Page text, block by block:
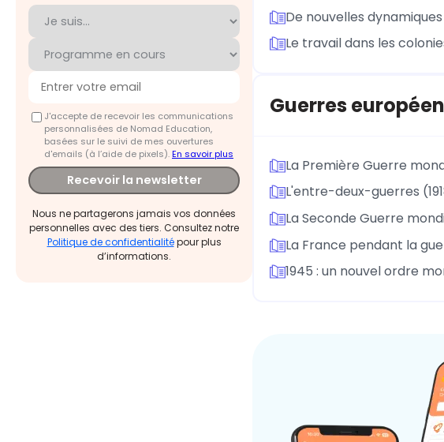
J'accepte de recevoir les communications
personnalisées de Nomad Education,
basées sur le suivi de mes ouvertures
d'emails (à l’aide de pixels).En savoir plus
Recevoir la newsletter
Nous ne partagerons jamais vos données
personnelles avec des tiers. Consultez notre
Politique de confidentialitépour plus
d’informations.
De nouvelles
Le travail dans les
Guerres
La Première Guerre
L'entre-deux-guerres
La Seconde Guerre
La France pendant la
1945 : un nouvel ordre